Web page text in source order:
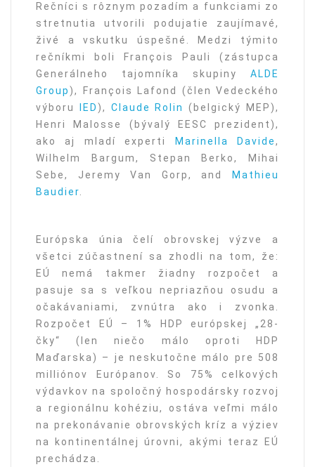
Rečníci s rôznym pozadím a funkciami zo
stretnutia utvorili podujatie zaujímavé,
živé a vskutku úspešné. Medzi týmito
rečníkmi boli François Pauli (zástupca
Generálneho tajomníka skupiny ALDE
Group ), François Lafond (člen Vedeckého
výboru
IED ), Claude Rolin
(belgický MEP),
Henri Malosse (bývalý EESC prezident),
ako aj mladí experti
Marinella Davide,
Wilhelm Bargum, Stepan Berko, Mihai
Sebe, Jeremy Van Gorp, and
Mathieu
Baudier
Európska únia čelí obrovskej výzve a
všetci zúčastnení sa zhodli na tom, že:
EÚ nemá takmer žiadny rozpočet a
pasuje sa s veľkou nepriazňou osudu a
očakávaniami, zvnútra ako i zvonka.
Rozpočet EÚ – 1% HDP európskej „28-
čky“ (len niečo málo oproti HDP
Maďarska) – je neskutočne málo pre 508
milliónov Európanov. So 75% celkových
výdavkov na spoločný hospodársky rozvoj
a regionálnu kohéziu, ostáva veľmi málo
na prekonávanie obrovských kríz a výziev
na kontinentálnej úrovni, akými teraz EÚ
prechádza.